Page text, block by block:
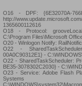
O16 - DPF: {6E32070A-
http://
1365600112616
O18 - Protocol:
C:\Program Files\Microsoft
O20 - Winlogon Notify:
O22 -
00A0C90312E1} -
O22 - SharedTaskScheduler:
BE35-3078302C2030} -
O23 - Service: Adobe Flash